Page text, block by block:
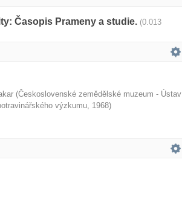
Časopis Prameny a studie. (0.013
(Československé zemědělské muzeum - Ústav
výzkumu, 1968)